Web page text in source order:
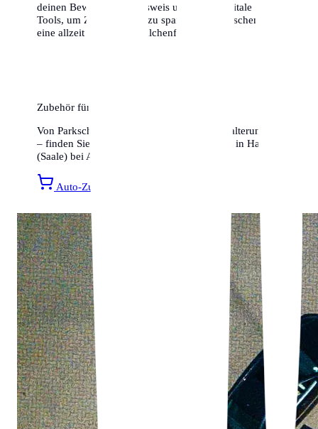
deinen Bewohnerparkausweis und nutze digitale
Tools, um Zeit und Geld zu sparen. Wir wünschen dir
eine allzeit gute und knöllchenfreie Fahrt!
Zubehör für Ihr Auto
Von Parkscheiben bis hin zu Smartphone-Halterungen
– finden Sie alles für ein entspanntes Fahren in Halle
(Saale) bei Amazon.
Auto-Zubehör entdecken »